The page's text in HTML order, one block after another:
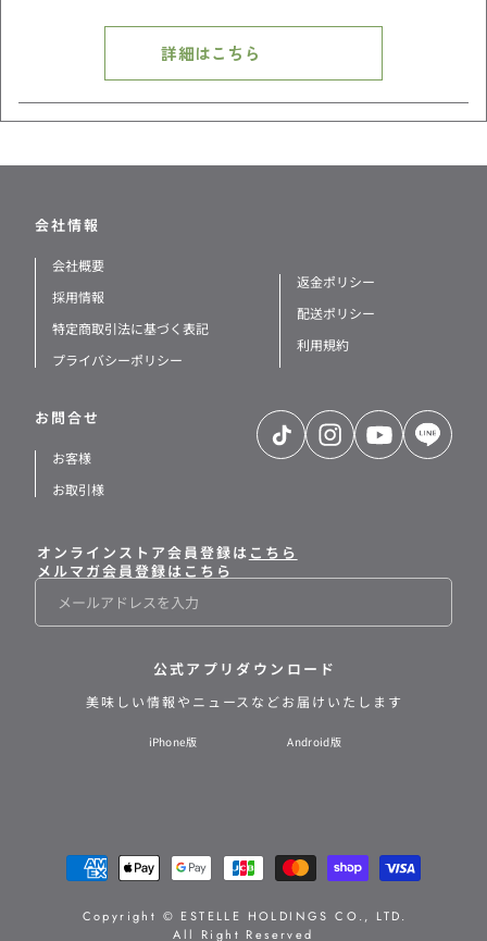
詳細はこちら
会社情報
会社概要
採用情報
特定商取引法に基づく表記
プライバシーポリシー
返金ポリシー
配送ポリシー
利用規約
お問合せ
お客様
お取引様
TikTokInstagramYouTube
LINE
オンラインストア会員登録は こちら
メルマガ会員登録はこちら
ー
公式アプリダウンロード
美味しい情報や ニュースなどお届けいたします
iPhone版 Android版
Copyright © ESTELLE HOLDINGS CO., LTD.
All Right Reserved